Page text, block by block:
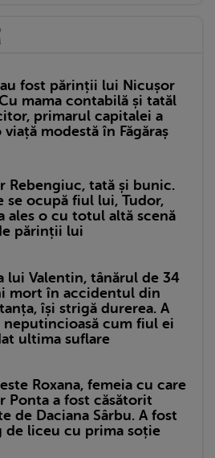
fost părinții lui Nicușor
mama contabilă și tatăl
primarul capitalei a
viață modestă în Făgăraș
Rebengiuc, tată și bunic.
se ocupă fiul lui, Tudor,
ales o cu totul altă scenă
părinții lui
lui Valentin, tânărul de 34
mort în accidentul din
își strigă durerea. A
cum fiul ei
ultima suflare
Roxana, femeia cu care
Ponta a fost căsătorit
de Daciana Sârbu. A fost
de liceu cu prima soție